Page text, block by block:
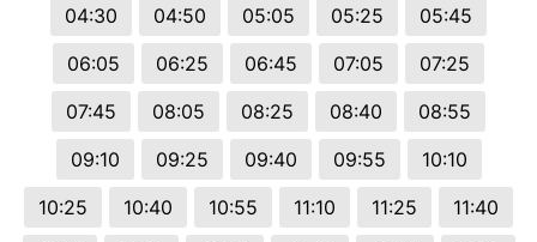
04:30 04:50 05:05 05:25
05:45
06:05
06:25 06:45 07:05
07:25
07:45
08:05 08:25 08:40
08:55
09:10
09:25 09:40 09:55
10:10
10:25
10:40 10:55 11:10 11:25
11:40